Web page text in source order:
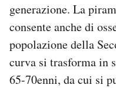
generazione. La
consente anche di
popolazione della
curva si trasforma in
65-70enni, da cui si